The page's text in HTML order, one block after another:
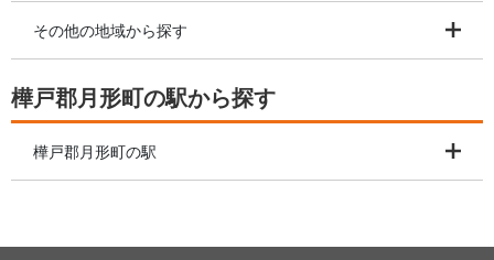
その他の地域から探す
樺戸郡月形町の駅から探す
樺戸郡月形町の駅